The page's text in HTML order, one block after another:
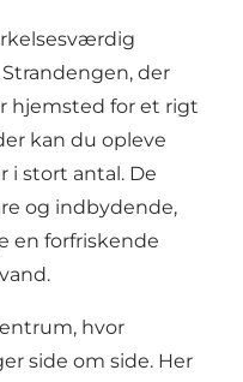
der
hjemsted for et rigt
kan du opleve
i stort antal. De
og indbydende,
en forfriskende
hvor
side om side. Her